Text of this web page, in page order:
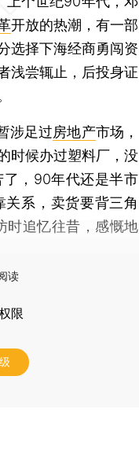
开放的热潮，有一部
选择下海经商勇闯资
浅尝辄止，后投身证
涉足过房地产市场，
时候办过塑料厂，没
，90年代还是半市
系，卖货要背三角
时追忆往昔，感慨地
读
限